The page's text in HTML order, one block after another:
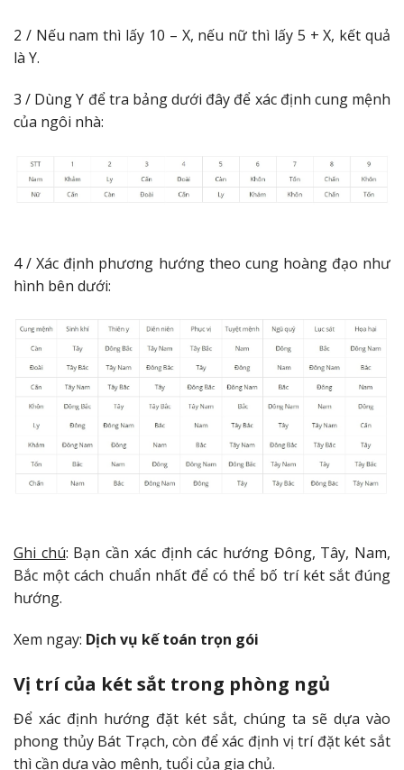
2 / Nếu nam thì lấy 10 – X, nếu nữ thì lấy 5 + X, kết quả
là Y.
3 / Dùng Y để tra bảng dưới đây để xác định cung mệnh
của ngôi nhà:
4 / Xác định phương hướng theo cung hoàng đạo như
hình bên dưới:
Ghi chú: Bạn cần xác định các hướng Đông, Tây, Nam,
Bắc một cách chuẩn nhất để có thể bố trí két sắt đúng
hướng.
Xem ngay: Dịch vụ kế toán trọn gói
Vị trí của két sắt trong phòng ngủ
Để xác định hướng đặt két sắt, chúng ta sẽ dựa vào
phong thủy Bát Trạch, còn để xác định vị trí đặt két sắt
thì cần dựa vào mệnh, tuổi của gia chủ.